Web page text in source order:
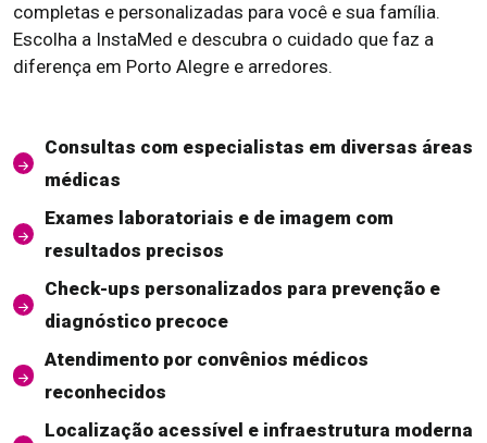
completas e personalizadas para você e sua família.
Escolha a InstaMed e descubra o cuidado que faz a
diferença em Porto Alegre e arredores.
Consultas com especialistas em diversas áreas
médicas
Exames laboratoriais e de imagem com
resultados precisos
Check-ups personalizados para prevenção e
diagnóstico precoce
Atendimento por convênios médicos
reconhecidos
Localização acessível e infraestrutura moderna